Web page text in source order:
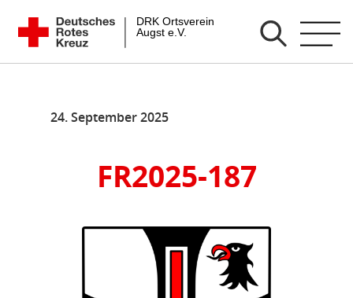
Zum
Inhalt
springen
DRK Ortsverein Augst e.V.
24. September 2025
FR2025-187